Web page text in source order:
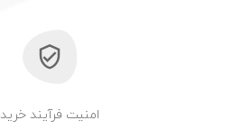
امنیت فرآیند خرید